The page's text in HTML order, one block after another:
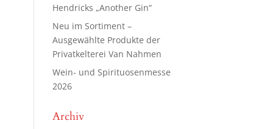
Hendricks „Another Gin“
Neu im Sortiment –
Ausgewählte Produkte der
Privatkelterei Van Nahmen
Wein- und Spirituosenmesse
2026
Archiv